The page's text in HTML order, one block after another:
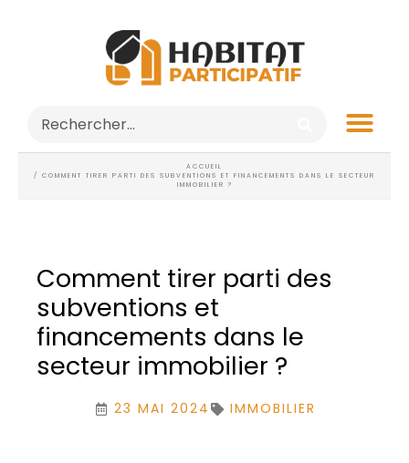
ACCUEIL
/ COMMENT TIRER PARTI DES SUBVENTIONS ET FINANCEMENTS DANS LE SECTEUR
IMMOBILIER ?
Comment tirer parti des
subventions et
financements dans le
secteur immobilier ?
23 MAI 2024 IMMOBILIER